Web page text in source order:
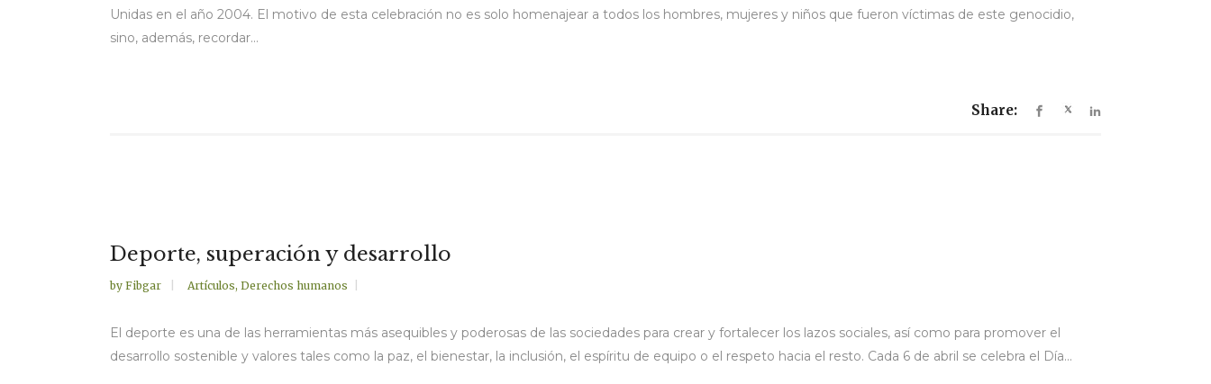
Unidas en el año 2004. El motivo de esta celebración no es solo homenajear a todos los hombres, mujeres y niños que fueron víctimas de este genocidio,
sino, además, recordar...
Share:
Deporte, superación y desarrollo
by Fibgar Artículos, Derechos humanos
El deporte es una de las herramientas más asequibles y poderosas de las sociedades para crear y fortalecer los lazos sociales, así como para promover el
desarrollo sostenible y valores tales como la paz, el bienestar, la inclusión, el espíritu de equipo o el respeto hacia el resto. Cada 6 de abril se celebra el Día...